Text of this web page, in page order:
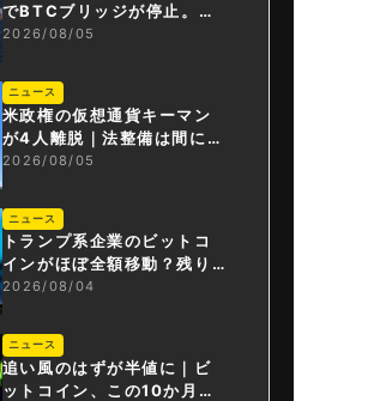
でBTCブリッジが停止。金
融庁が「暗号資産・ステー
2026/08/05
ニュース
米政権の仮想通貨キーマン
が4人離脱｜法整備は間に合
うか
2026/08/05
ニュース
トランプ系企業のビットコ
インがほぼ全額移動？残り
は3.43BTCか
2026/08/04
ニュース
追い風のはずが半値に｜ビ
ットコイン、この10か月で